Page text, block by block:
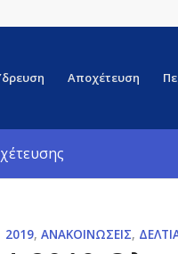
Αποχέτευση
2019, ΑΝΑΚΟΙΝΏΣΕΙΣ,